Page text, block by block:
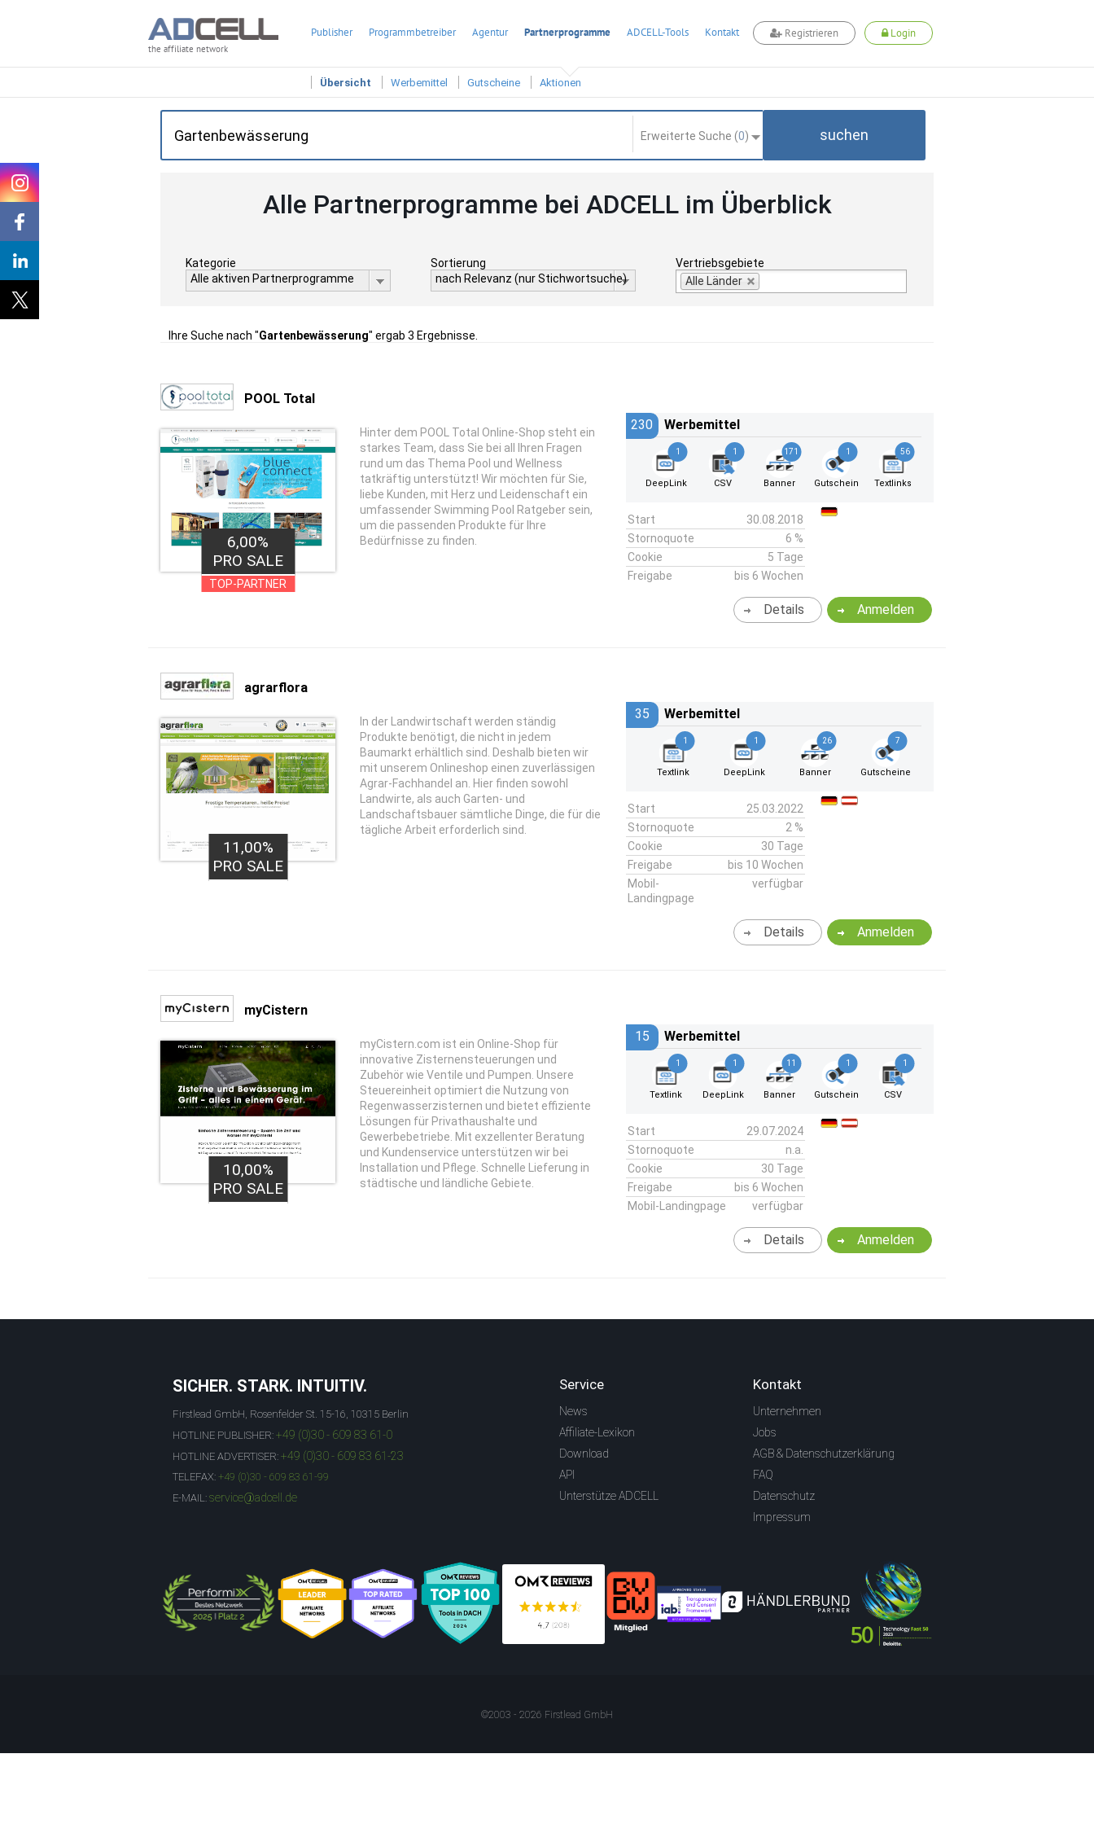
the affiliate network
Publisher Programmbetreiber Agentur Partnerprogramme ADCELL-Tools Kontakt Registrieren Login
Übersicht Werbemittel Gutscheine Aktionen
Erweiterte Suche (0) suchen
Alle Partnerprogramme bei ADCELL im Überblick
Kategorie
Alle aktiven Partnerprogramme
Sortierung
nach Relevanz (nur Stichwortsuche)
Vertriebsgebiete
Alle Länder
Ihre Suche nach "Gartenbewässerung" ergab 3 Ergebnisse.
POOL Total
6,00%
PRO SALE
TOP-PARTNER
Hinter dem POOL Total Online-Shop steht ein
starkes Team, dass Sie bei all Ihren Fragen
rund um das Thema Pool und Wellness
tatkräftig unterstützt! Wir möchten für Sie,
liebe Kunden, mit Herz und Leidenschaft ein
umfassender Swimming Pool Ratgeber sein,
um die passenden Produkte für Ihre
Bedürfnisse zu finden.
230 Werbemittel
1
DeepLink
1
CSV
171
Banner
1
Gutschein
56
Textlinks
Start
30.08.2018
Stornoquote
6 %
Cookie
5 Tage
Freigabe
bis 6 Wochen
Anmelden
Details
agrarflora
11,00%
PRO SALE
In der Landwirtschaft werden ständig
Produkte benötigt, die nicht in jedem
Baumarkt erhältlich sind. Deshalb bieten wir
mit unserem Onlineshop einen zuverlässigen
Agrar-Fachhandel an. Hier finden sowohl
Landwirte, als auch Garten- und
Landschaftsbauer sämtliche Dinge, die für die
tägliche Arbeit erforderlich sind.
35 Werbemittel
1
Textlink
1
DeepLink
26
Banner
7
Gutscheine
Start
25.03.2022
Stornoquote
2 %
Cookie
30 Tage
Freigabe
bis 10 Wochen
Mobil-
Landingpage
verfügbar
Anmelden
Details
myCistern
10,00%
PRO SALE
myCistern.com ist ein Online-Shop für
innovative Zisternensteuerungen und
Zubehör wie Ventile und Pumpen. Unsere
Steuereinheit optimiert die Nutzung von
Regenwasserzisternen und bietet effiziente
Lösungen für Privathaushalte und
Gewerbebetriebe. Mit exzellenter Beratung
und Kundenservice unterstützen wir bei
Installation und Pflege. Schnelle Lieferung in
städtische und ländliche Gebiete.
15 Werbemittel
1
Textlink
1
DeepLink
11
Banner
1
Gutschein
1
CSV
Start
29.07.2024
Stornoquote
n.a.
Cookie
30 Tage
Freigabe
bis 6 Wochen
Mobil-Landingpage
verfügbar
Anmelden
Details
SICHER. STARK. INTUITIV.
Firstlead GmbH, Rosenfelder St. 15-16, 10315 Berlin
HOTLINE PUBLISHER: +49 (0)30 - 609 83 61-0
HOTLINE ADVERTISER: +49 (0)30 - 609 83 61-23
TELEFAX: +49 (0)30 - 609 83 61-99
E-MAIL: service@adcell.de
Service
News
Affiliate-Lexikon
Download
API
Unterstütze ADCELL
Kontakt
Unternehmen
Jobs
AGB & Datenschutzerklärung
FAQ
Datenschutz
Impressum
©2003 - 2026 Firstlead GmbH